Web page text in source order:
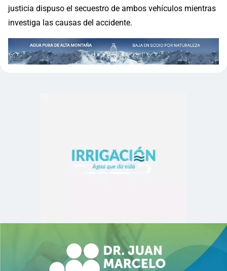
justicia dispuso el secuestro de ambos vehículos mientras
investiga las causas del accidente.